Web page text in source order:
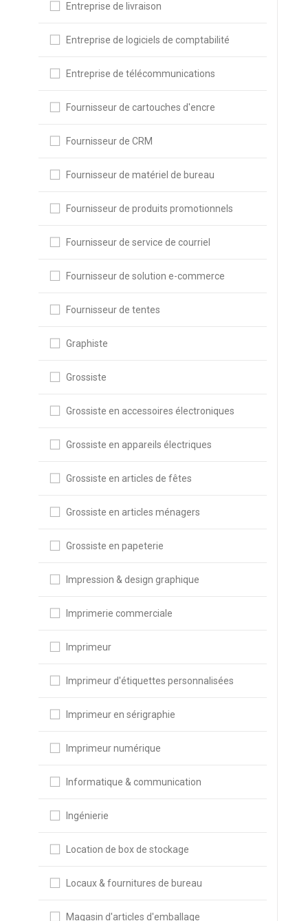
Entreprise de livraison
Entreprise de logiciels de comptabilité
Entreprise de télécommunications
Fournisseur de cartouches d'encre
Fournisseur de CRM
Fournisseur de matériel de bureau
Fournisseur de produits promotionnels
Fournisseur de service de courriel
Fournisseur de solution e-commerce
Fournisseur de tentes
Graphiste
Grossiste
Grossiste en accessoires électroniques
Grossiste en appareils électriques
Grossiste en articles de fêtes
Grossiste en articles ménagers
Grossiste en papeterie
Impression & design graphique
Imprimerie commerciale
Imprimeur
Imprimeur d'étiquettes personnalisées
Imprimeur en sérigraphie
Imprimeur numérique
Informatique & communication
Ingénierie
Location de box de stockage
Locaux & fournitures de bureau
Magasin d'articles d'emballage